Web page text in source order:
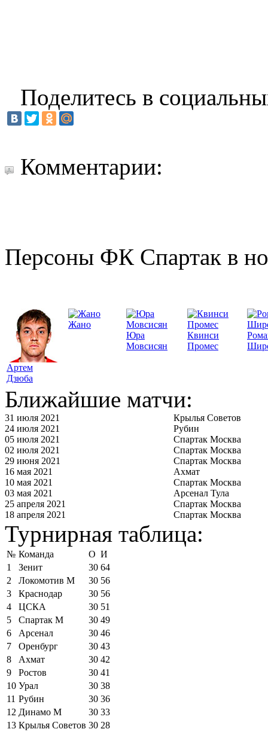
Поделитесь в
Комментарии:
Персоны ФК Спартак в
Артем
Дзюба
Жано
Юра
Мовсисян
Квинси
Промес
Ближайшие матчи:
31 июля 2021
Крылья Советов
24 июля 2021
Рубин
05 июля 2021
Спартак Москва
02 июля 2021
Спартак Москва
29 июня 2021
Спартак Москва
16 мая 2021
Ахмат
10 мая 2021
Спартак Москва
03 мая 2021
Арсенал Тула
25 апреля 2021
Спартак Москва
18 апреля 2021
Спартак Москва
Турнирная таблица:
№ Команда О И
1
Зенит 30 64
2
Локомотив М 30 56
3
Краснодар 30 56
4
ЦСКА 30 51
5
Спартак М 30 49
6
Арсенал 30 46
7
Оренбург 30 43
8
Ахмат 30 42
9
Ростов 30 41
10 Урал 30 38
11 Рубин 30 36
12 Динамо М 30 33
13 Крылья Советов 30 28